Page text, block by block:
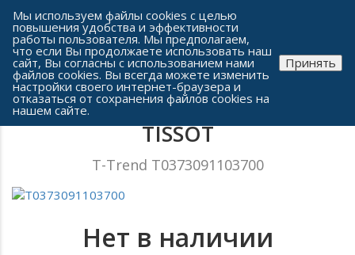
Сеть часовых салонов г. Челябинска
Женские часы
TISSOT
T-Trend T0373091103700
Нет в наличии
Мы используем файлы cookies с целью
повышения удобства и эффективности
работы пользователя. Мы предполагаем,
что если Вы продолжаете использовать наш
сайт, Вы согласны с использованием нами
файлов cookies. Вы всегда можете изменить
настройки своего интернет-браузера и
отказаться от сохранения файлов cookies на
нашем сайте.
Принять